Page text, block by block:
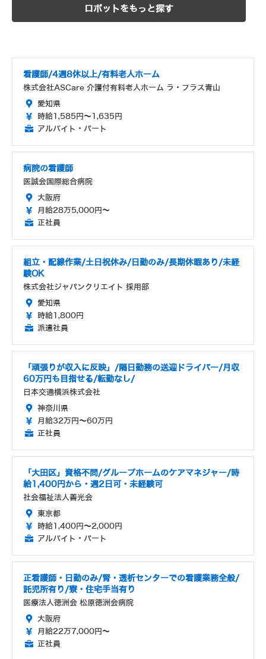
ロボットをもっと探す
看護師/4週8休以上/有料老人ホーム
株式会社ASCare 介護付有料老人ホーム ラ・プラス青山
愛知県
時給1,585円～1,635円
アルバイト・パート
病院の看護師
医誠会国際総合病院
大阪府
月給28万5,000円～
正社員
組立・配線作業/土日祝休み/日勤のみ/長期休暇あり/未経
験OK
株式会社ジャパンクリエイト 採用部
愛知県
時給1,800円
派遣社員
「頑張りが収入に反映」/隔日勤務の送迎ドライバー/月収
60万円も目指せる/転勤なし/
日本交通横浜株式会社
神奈川県
月給32万円～60万円
正社員
「大田区」資格不問/グループホームのケアマネジャー/時
給1,400円から・週2日可・未経験可
社会福祉法人善光会
東京都
時給1,400円～2,000円
アルバイト・パート
正看護師・日勤のみ/腎・透析センターでの看護業務全般/
託児所有り/寮・住宅手当有り
医療法人徳洲会 松原徳洲会病院
大阪府
月給22万7,000円～
正社員